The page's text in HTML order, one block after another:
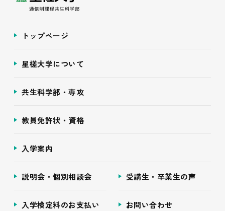
トップページ
星槎大学について
共生科学部・専攻
教員免許状・資格
入学案内
説明会・個別相談会 受講生・卒業生の声
入学検定料のお支払い お問い合わせ